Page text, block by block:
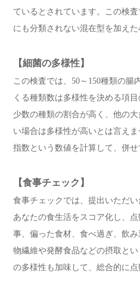
ているとされています。この検
にも分類されない混在型を加えた
【細菌の多様性】
この検査では、50～150種類の腸
くる種類数は多様性を決める項
少数の種類の割合が高く、他の
い場合は多様性が高いとは言え
指数という数値を計算して、併せ
【食事チェック】
食事チェックでは、提出いただい
あなたの食生活をスコア化し、
事、偏った食材、食べ過ぎ、飲
物繊維や発酵食品などの摂取と
の多様性も加味して、総合的に点